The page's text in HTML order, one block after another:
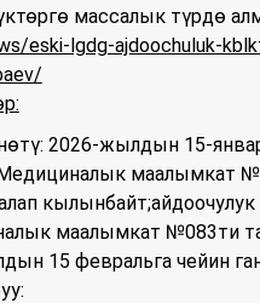
массалык түрдө
eski-lgdg-ajdoochuluk-
2026-жылдын 15-
маалымкат
кылынбайт;айдоочулук
маалымкат №083ти
15 февральга чейин